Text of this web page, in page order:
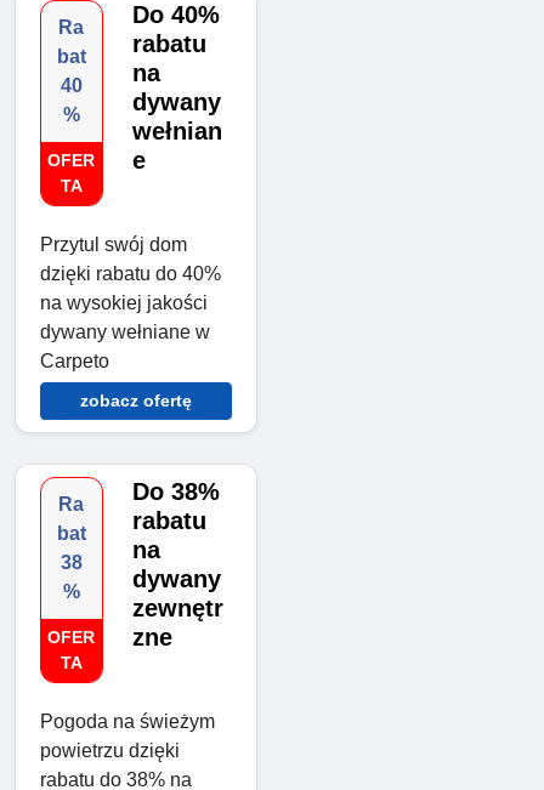
Ra
bat
40
%
OFER
TA
Do 40%
rabatu
na
dywany
wełnian
e
Przytul swój dom
dzięki rabatu do 40%
na wysokiej jakości
dywany wełniane w
Carpeto
zobacz ofertę
Ra
bat
38
%
OFER
TA
Do 38%
rabatu
na
dywany
zewnętr
zne
Pogoda na świeżym
powietrzu dzięki
rabatu do 38% na